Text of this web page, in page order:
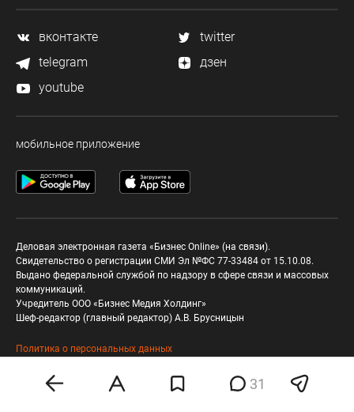
31
вконтакте
twitter
telegram
дзен
youtube
мобильное приложение
Деловая электронная газета «Бизнес Online» (на связи).
Свидетельство о регистрации СМИ Эл №ФС 77-33484 от 15.10.08.
Выдано федеральной службой по надзору в сфере связи и массовых
коммуникаций.
Учредитель ООО «Бизнес Медия Холдинг»
Шеф-редактор (главный редактор) А.В. Брусницын
Политика о персональных данных
Любое использование материалов допускается